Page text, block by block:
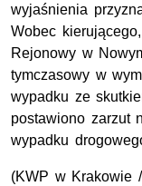
wyjaśnienia
Wobec
Rejonowy w
tymczasowy w
wypadku ze
postawiono zarzut
wypadku
(KWP w Krakowie